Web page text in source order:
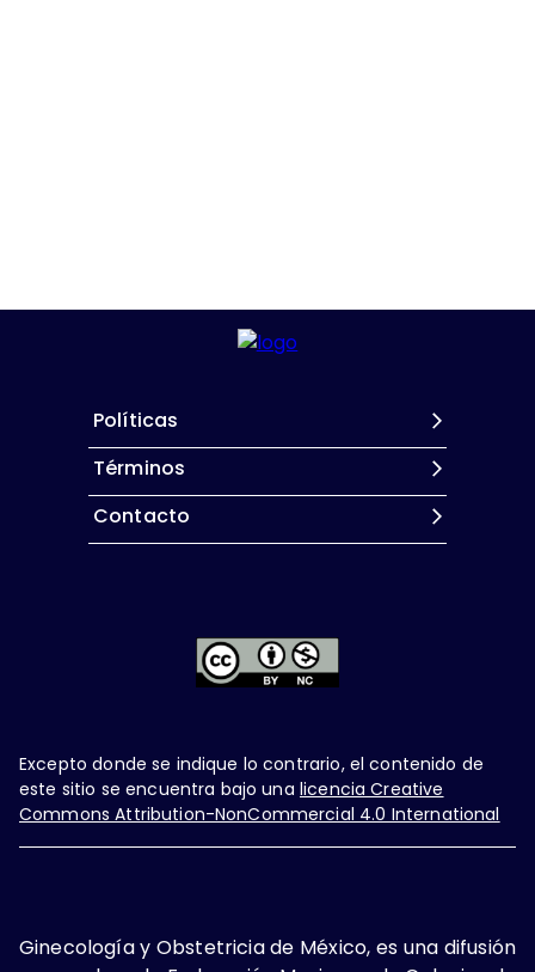
Políticas
Términos
Contacto
Excepto donde se indique lo contrario, el contenido de
este sitio se encuentra bajo una licencia Creative
Commons Attribution-NonCommercial 4.0 International
Ginecología y Obstetricia de México, es una difusión